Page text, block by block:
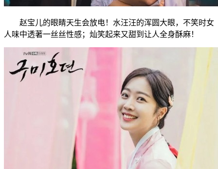
赵宝儿的眼睛天生会放电！水汪汪的浑圆大眼，不笑时女
人味中透著一丝丝性感；灿笑起来又甜到让人全身酥麻！